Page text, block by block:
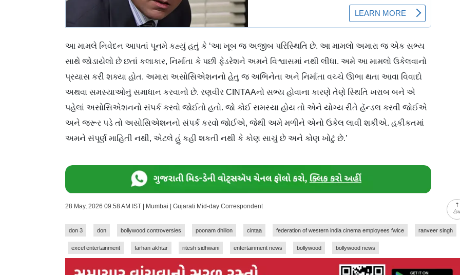
આ મામલે નિવેદન આપતાં પૂનમે કહ્યું હતું કે ‘આ ખૂબ જ અજીબ પરિસ્થિતિ છે. આ મામલો અમારા જ એક સભ્ય
સાથે જોડાયેલો છે છતાં કલાકાર, નિર્માતા કે પછી ફેડરેશને અમને વિશ્વાસમાં નથી લીધા. અમે આ મામલો ઉકેલવાનો
પ્રયાસ કરી શક્યા હોત. અમારા અસોસિએશનનો હેતુ જ અભિનેતા અને નિર્માતા વચ્ચે ઊભા થતા આવા વિવાદો
અથવા સમસ્યાઓનું સમાધાન કરવાનો છે. રણવીર CINTAAનો સભ્ય હોવાના કારણે તેણે સ્થિતિ ખરાબ બને એ
પહેલાં અસોસિએશનનો સંપર્ક કરવો જોઈતો હતો. જો કોઈ સમસ્યા હોય તો એને યોગ્ય રીતે હૅન્ડલ કરવી જોઈએ
અને જરૂર પડે તો અસોસિએશનનો સંપર્ક કરવો જોઈએ, જેથી અમે મળીને એનો ઉકેલ લાવી શકીએ. હકીકતમાં
અમને સંપૂર્ણ માહિતી નથી, એટલે હું કહી શકતી નથી કે કોણ સાચું છે અને કોણ ખોટું છે.’
28 May, 2026 09:58 AM IST | Mumbai | Gujarati Mid-day Correspondent
don 3 don bollywood controversies poonam dhillon cintaa federation of western india cinema employees fwice ranveer singh
excel entertainment farhan akhtar ritesh sidhwani entertainment news bollywood bollywood news